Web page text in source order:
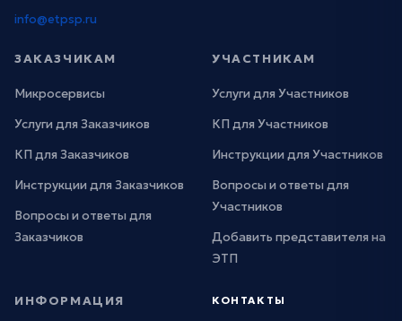
info@etpsp.ru
ЗАКАЗЧИКАМ
Микросервисы
Услуги для Заказчиков
КП для Заказчиков
Инструкции для Заказчиков
Вопросы и ответы для
Заказчиков
УЧАСТНИКАМ
Услуги для Участников
КП для Участников
Инструкции для Участников
Вопросы и ответы для
Участников
Добавить представителя на
ЭТП
ИНФОРМАЦИЯ КОНТАКТЫ